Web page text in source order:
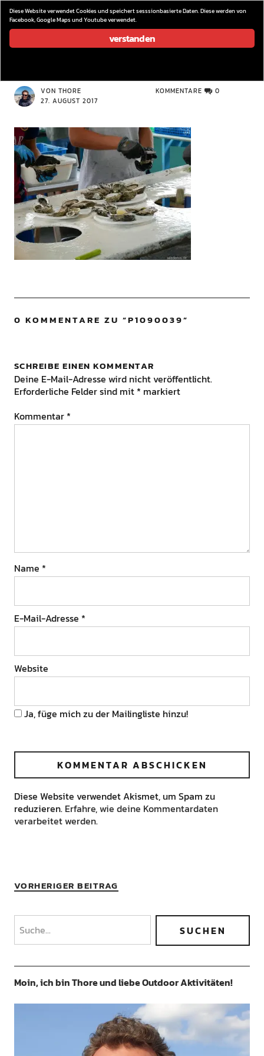
wieder los…
VON THORE
27. AUGUST 2017
KOMMENTARE 0
0 KOMMENTARE ZU “P1090039”
SCHREIBE EINEN KOMMENTAR
Deine E-Mail-Adresse wird nicht veröffentlicht.
Erforderliche Felder sind mit * markiert
Kommentar *
Name *
E-Mail-Adresse *
Website
Ja, füge mich zu der Mailingliste hinzu!
Diese Website verwendet Akismet, um Spam zu
reduzieren. Erfahre, wie deine Kommentardaten
verarbeitet werden.
VORHERIGER BEITRAG
Moin, ich bin Thore und liebe Outdoor Aktivitäten!
Diese Website verwendet Cookies und speichert sesssionbasierte Daten. Diese werden von
Facebook, Google Maps und Youtube verwendet.
verstanden